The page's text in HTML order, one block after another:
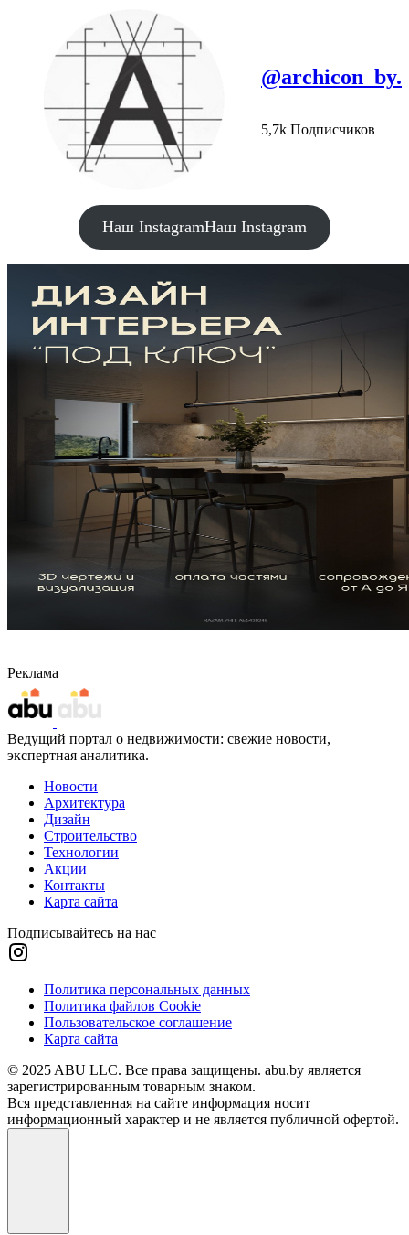
@archicon_by.
5,7k Подписчиков
Наш InstagramНаш Instagram
Реклама
Ведущий портал о недвижимости: свежие новости,
экспертная аналитика.
Новости
Архитектура
Дизайн
Строительство
Технологии
Акции
Контакты
Карта сайта
Подписывайтесь на нас
Политика персональных данных
Политика файлов Cookie
Пользовательское соглашение
Карта сайта
© 2025 ABU LLC. Все права защищены. abu.by является
зарегистрированным товарным знаком.
Вся представленная на сайте информация носит
информационный характер и не является публичной офертой.